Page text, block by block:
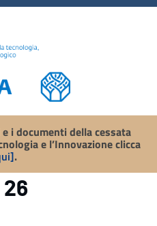
i documenti della cessata
e l’Innovazione clicca
.
26